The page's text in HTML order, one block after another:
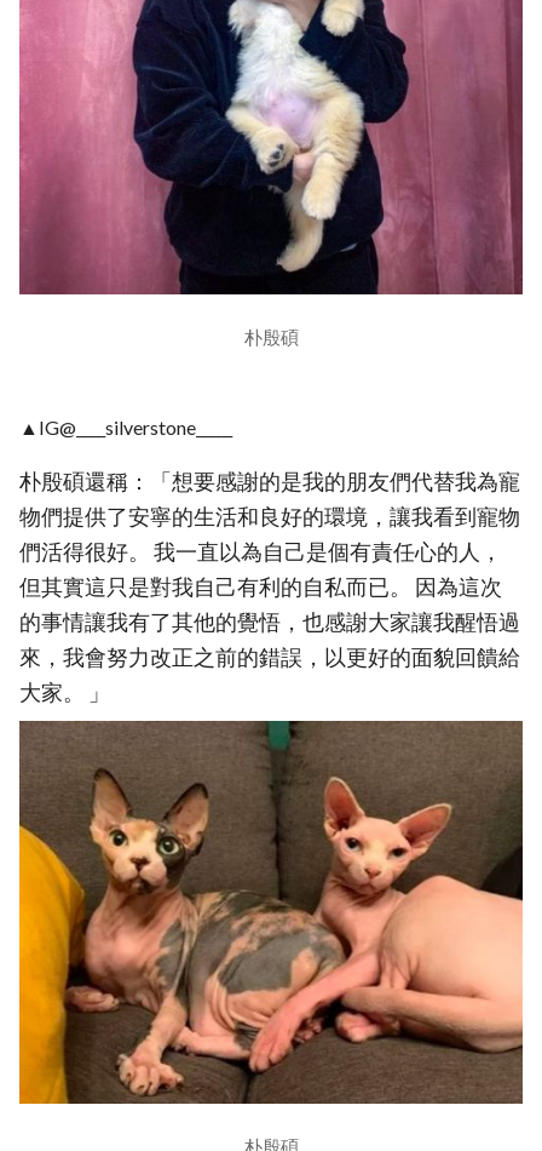
朴殷碩
▲IG@____silverstone_____
朴殷碩還稱：「想要感謝的是我的朋友們代替我為寵
物們提供了安寧的生活和良好的環境，讓我看到寵物
們活得很好。 我一直以為自己是個有責任心的人，
但其實這只是對我自己有利的自私而已。 因為這次
的事情讓我有了其他的覺悟，也感謝大家讓我醒悟過
來，我會努力改正之前的錯誤，以更好的面貌回饋給
大家。 」
朴殷碩